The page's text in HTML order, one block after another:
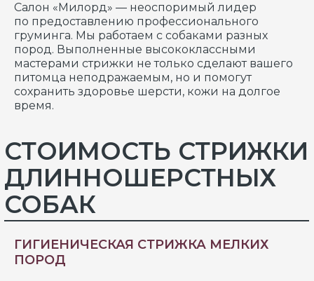
Салон «Милорд» — неоспоримый лидер
по предоставлению профессионального
груминга. Мы работаем с собаками разных
пород. Выполненные высококлассными
мастерами стрижки не только сделают вашего
питомца неподражаемым, но и помогут
сохранить здоровье шерсти, кожи на долгое
время.
ГИГИЕНИЧЕСКАЯ СТРИЖКА МЕЛКИХ
ПОРОД